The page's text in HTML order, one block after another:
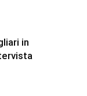
in